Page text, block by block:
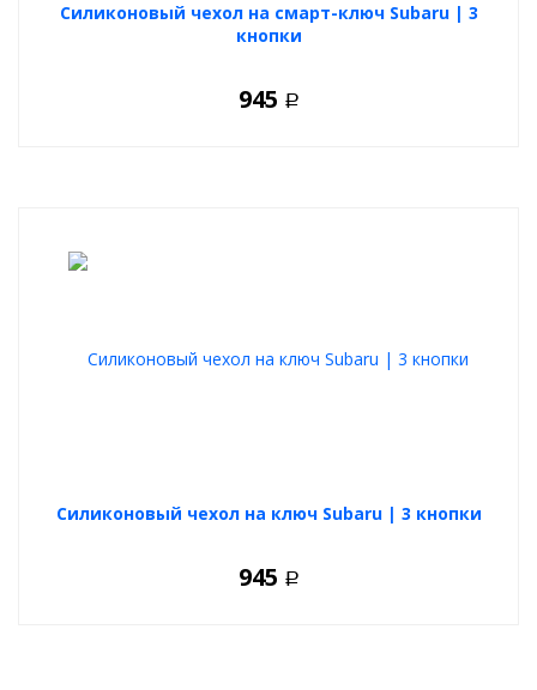
Силиконовый чехол на смарт-ключ Subaru | 3
кнопки
945 Р
Силиконовый чехол на ключ Subaru | 3 кнопки
945 Р